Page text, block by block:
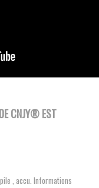
DE CNJY®EST
, accu. Informations